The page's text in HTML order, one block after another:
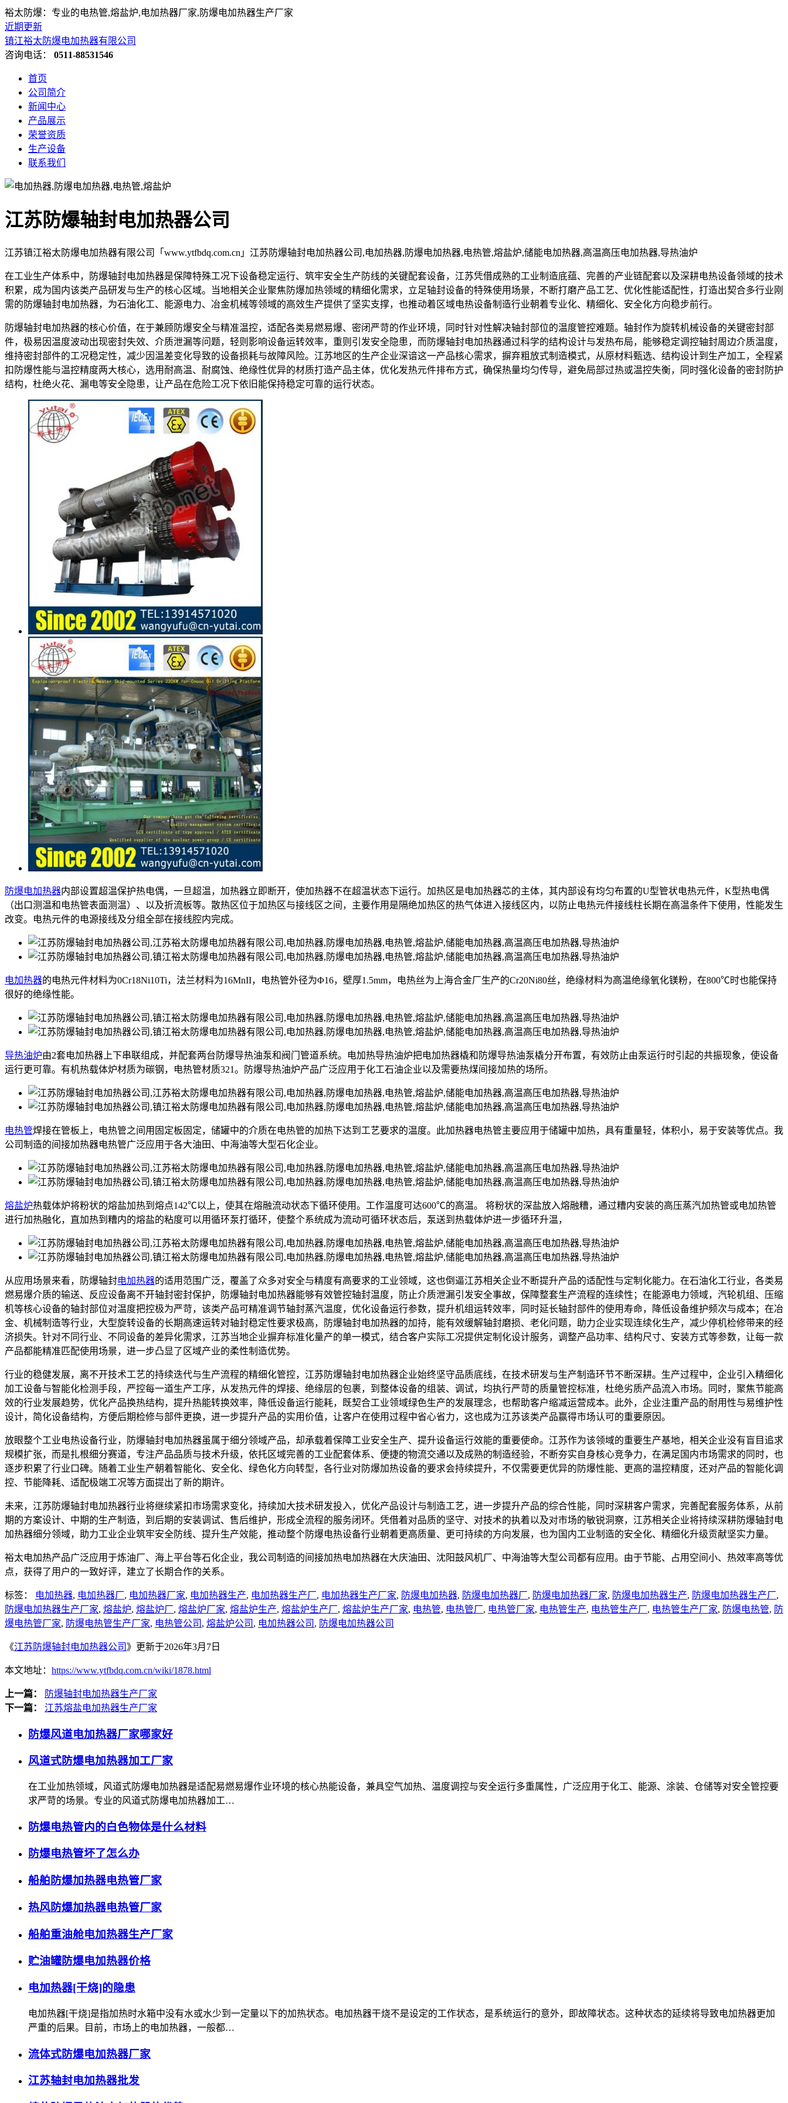
裕太防爆：专业的电热管,熔盐炉,电加热器厂家,防爆电加热器生产厂家
近期更新
镇江裕太防爆电加热器有限公司
咨询电话： 0511-88531546
首页
公司简介
新闻中心
产品展示
荣誉资质
生产设备
联系我们
江苏防爆轴封电加热器公司
江苏镇江裕太防爆电加热器有限公司「www.ytfbdq.com.cn」江苏防爆轴封电加热器公司,电加热器,防爆电加热器,电热管,熔盐炉,储能电加热器,高温高压电加热器,导热油炉
在工业生产体系中，防爆轴封电加热器是保障特殊工况下设备稳定运行、筑牢安全生产防线的关键配套设备，江苏凭借成熟的工业制造底蕴、完善的产业链配套以及深耕电热设备领域的技术
积累，成为国内该类产品研发与生产的核心区域。当地相关企业聚焦防爆加热领域的精细化需求，立足轴封设备的特殊使用场景，不断打磨产品工艺、优化性能适配性，打造出契合多行业刚
需的防爆轴封电加热器，为石油化工、能源电力、冶金机械等领域的高效生产提供了坚实支撑，也推动着区域电热设备制造行业朝着专业化、精细化、安全化方向稳步前行。
防爆轴封电加热器的核心价值，在于兼顾防爆安全与精准温控，适配各类易燃易爆、密闭严苛的作业环境，同时针对性解决轴封部位的温度管控难题。轴封作为旋转机械设备的关键密封部
件，极易因温度波动出现密封失效、介质泄漏等问题，轻则影响设备运转效率，重则引发安全隐患，而防爆轴封电加热器通过科学的结构设计与发热布局，能够稳定调控轴封周边介质温度，
维持密封部件的工况稳定性，减少因温差变化导致的设备损耗与故障风险。江苏地区的生产企业深谙这一产品核心需求，摒弃粗放式制造模式，从原材料甄选、结构设计到生产加工，全程紧
扣防爆性能与温控精度两大核心，选用耐高温、耐腐蚀、绝缘性优异的材质打造产品主体，优化发热元件排布方式，确保热量均匀传导，避免局部过热或温控失衡，同时强化设备的密封防护
结构，杜绝火花、漏电等安全隐患，让产品在危险工况下依旧能保持稳定可靠的运行状态。
防爆电加热器内部设置超温保护热电偶，一旦超温，加热器立即断开，使加热器不在超温状态下运行。加热区是电加热器芯的主体，其内部设有均匀布置的U型管状电热元件，K型热电偶
（出口测温和电热管表面测温）、以及折流板等。散热区位于加热区与接线区之间，主要作用是隔绝加热区的热气体进入接线区内，以防止电热元件接线柱长期在高温条件下使用，性能发生
改变。电热元件的电源接线及分组全部在接线腔内完成。
电加热器的电热元件材料为0Cr18Ni10Ti，法兰材料为16MnII，电热管外径为Φ16，壁厚1.5mm，电热丝为上海合金厂生产的Cr20Ni80丝，绝缘材料为高温绝缘氧化镁粉，在800℃时也能保持
很好的绝缘性能。
导热油炉由2套电加热器上下串联组成，并配套两台防爆导热油泵和阀门管道系统。电加热导热油炉把电加热器橇和防爆导热油泵橇分开布置，有效防止由泵运行时引起的共振现象，使设备
运行更可靠。有机热载体炉材质为碳钢，电热管材质321。防爆导热油炉产品广泛应用于化工石油企业以及需要热煤间接加热的场所。
电热管焊接在管板上，电热管之间用固定板固定，储罐中的介质在电热管的加热下达到工艺要求的温度。此加热器电热管主要应用于储罐中加热，具有重量轻，体积小，易于安装等优点。我
公司制造的间接加热器电热管广泛应用于各大油田、中海油等大型石化企业。
熔盐炉热载体炉将粉状的熔盐加热到熔点142℃以上，使其在熔融流动状态下循环使用。工作温度可达600℃的高温。 将粉状的深盐放入熔融糟，通过糟内安装的高压蒸汽加热管或电加热管
进行加热融化，直加热到糟内的熔盐的粘度可以用循环泵打循环，使整个系统成为流动可循环状态后，泵送到热载体炉进一步循环升温，
从应用场景来看，防爆轴封电加热器的适用范围广泛，覆盖了众多对安全与精度有高要求的工业领域，这也倒逼江苏相关企业不断提升产品的适配性与定制化能力。在石油化工行业，各类易
燃易爆介质的输送、反应设备离不开轴封密封保护，防爆轴封电加热器能够有效管控轴封温度，防止介质泄漏引发安全事故，保障整套生产流程的连续性；在能源电力领域，汽轮机组、压缩
机等核心设备的轴封部位对温度把控极为严苛，该类产品可精准调节轴封蒸汽温度，优化设备运行参数，提升机组运转效率，同时延长轴封部件的使用寿命，降低设备维护频次与成本；在冶
金、机械制造等行业，大型旋转设备的长期高速运转对轴封稳定性要求极高，防爆轴封电加热器的加持，能有效缓解轴封磨损、老化问题，助力企业实现连续化生产，减少停机检修带来的经
济损失。针对不同行业、不同设备的差异化需求，江苏当地企业摒弃标准化量产的单一模式，结合客户实际工况提供定制化设计服务，调整产品功率、结构尺寸、安装方式等参数，让每一款
产品都能精准匹配使用场景，进一步凸显了区域产业的柔性制造优势。
行业的稳健发展，离不开技术工艺的持续迭代与生产流程的精细化管控，江苏防爆轴封电加热器企业始终坚守品质底线，在技术研发与生产制造环节不断深耕。生产过程中，企业引入精细化
加工设备与智能化检测手段，严控每一道生产工序，从发热元件的焊接、绝缘层的包裹，到整体设备的组装、调试，均执行严苛的质量管控标准，杜绝劣质产品流入市场。同时，聚焦节能高
效的行业发展趋势，优化产品换热结构，提升热能转换效率，降低设备运行能耗，既契合工业领域绿色生产的发展理念，也帮助客户缩减运营成本。此外，企业注重产品的耐用性与易维护性
设计，简化设备结构，方便后期检修与部件更换，进一步提升产品的实用价值，让客户在使用过程中省心省力，这也成为江苏该类产品赢得市场认可的重要原因。
放眼整个工业电热设备行业，防爆轴封电加热器虽属于细分领域产品，却承载着保障工业安全生产、提升设备运行效能的重要使命。江苏作为该领域的重要生产基地，相关企业没有盲目追求
规模扩张，而是扎根细分赛道，专注产品品质与技术升级，依托区域完善的工业配套体系、便捷的物流交通以及成熟的制造经验，不断夯实自身核心竞争力，在满足国内市场需求的同时，也
逐步积累了行业口碑。随着工业生产朝着智能化、安全化、绿色化方向转型，各行业对防爆加热设备的要求会持续提升，不仅需要更优异的防爆性能、更高的温控精度，还对产品的智能化调
控、节能降耗、适配极端工况等方面提出了新的期许。
未来，江苏防爆轴封电加热器行业将继续紧扣市场需求变化，持续加大技术研发投入，优化产品设计与制造工艺，进一步提升产品的综合性能，同时深耕客户需求，完善配套服务体系，从前
期的方案设计、中期的生产制造，到后期的安装调试、售后维护，形成全流程的服务闭环。凭借着对品质的坚守、对技术的执着以及对市场的敏锐洞察，江苏相关企业将持续深耕防爆轴封电
加热器细分领域，助力工业企业筑牢安全防线、提升生产效能，推动整个防爆电热设备行业朝着更高质量、更可持续的方向发展，也为国内工业制造的安全化、精细化升级贡献坚实力量。
裕太电加热产品广泛应用于炼油厂、海上平台等石化企业，我公司制造的间接加热电加热器在大庆油田、沈阳鼓风机厂、中海油等大型公司都有应用。由于节能、占用空间小、热效率高等优
点，获得了用户的一致好评，建立了长期合作的关系。
标签： 电加热器, 电加热器厂, 电加热器厂家, 电加热器生产, 电加热器生产厂, 电加热器生产厂家, 防爆电加热器, 防爆电加热器厂, 防爆电加热器厂家, 防爆电加热器生产, 防爆电加热器生产厂,
防爆电加热器生产厂家, 熔盐炉, 熔盐炉厂, 熔盐炉厂家, 熔盐炉生产, 熔盐炉生产厂, 熔盐炉生产厂家, 电热管, 电热管厂, 电热管厂家, 电热管生产, 电热管生产厂, 电热管生产厂家, 防爆电热管, 防
爆电热管厂家, 防爆电热管生产厂家, 电热管公司 , 熔盐炉公司 , 电加热器公司 , 防爆电加热器公司
《江苏防爆轴封电加热器公司 》更新于2026年3月7日
本文地址： https://www.ytfbdq.com.cn/wiki/1878.html
上一篇：
防爆轴封电加热器生产厂家
下一篇：
江苏熔盐电加热器生产厂家
防爆风道电加热器厂家哪家好
风道式防爆电加热器加工厂家
在工业加热领域，风道式防爆电加热器是适配易燃易爆作业环境的核心热能设备，兼具空气加热、温度调控与安全运行多重属性，广泛应用于化工、能源、涂装、仓储等对安全管控要
求严苛的场景。专业的风道式防爆电加热器加工…
防爆电热管内的白色物体是什么材料
防爆电热管坏了怎么办
船舶防爆加热器电热管厂家
热风防爆加热器电热管厂家
船舶重油舱电加热器生产厂家
贮油罐防爆电加热器价格
电加热器[干烧]的隐患
电加热器[干烧]是指加热时水箱中没有水或水少到一定量以下的加热状态。电加热器干烧不是设定的工作状态，是系统运行的意外，即故障状态。这种状态的延续将导致电加热器更加
严重的后果。目前，市场上的电加热器，一般都…
流体式防爆电加热器厂家
江苏轴封电加热器批发